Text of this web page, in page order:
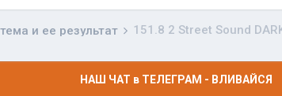
и ее результат 151.8 2 Street Sound
НАШ ЧАТ в ТЕЛЕГРАМ - ВЛИВАЙСЯ